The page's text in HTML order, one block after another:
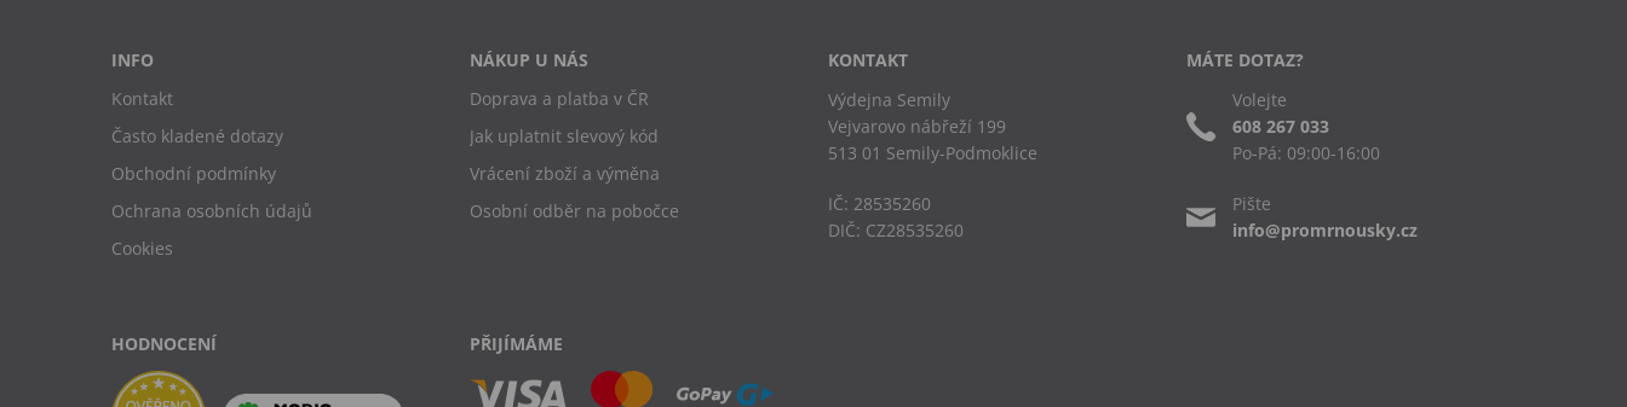
INFO
Kontakt
Často kladené dotazy
Obchodní podmínky
Ochrana osobních údajů
Cookies
NÁKUP U NÁS
Doprava a platba v ČR
Jak uplatnit slevový kód
Vrácení zboží a výměna
Osobní odběr na pobočce
KONTAKT
Výdejna Semily
Vejvarovo nábřeží 199
513 01 Semily-Podmoklice
IČ: 28535260
DIČ: CZ28535260
MÁTE DOTAZ?
Volejte
608 267 033
Po-Pá: 09:00-16:00
Pište
info@promrnousky.cz
HODNOCENÍ PŘIJÍMÁME